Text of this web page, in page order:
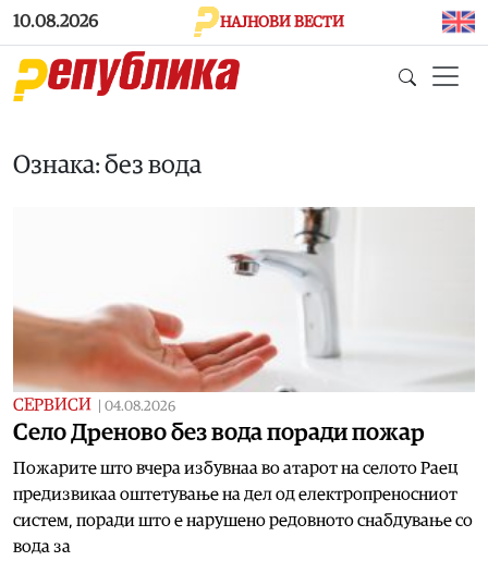
Skip to main content
10.08.2026 НАЈНОВИ ВЕСТИ
Ознака: без вода
СЕРВИСИ 04.08.2026
Село Дреново без вода поради пожар
Пожарите што вчера избувнаа во атарот на селото Раец
предизвикаа оштетување на дел од електропреносниот
систем, поради што е нарушено редовното снабдување со
вода за